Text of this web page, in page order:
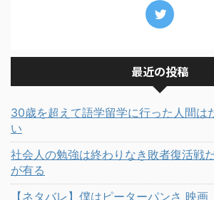
最近の投稿
30歳を超えて語学留学に行った人間は
い
社会人の勉強は終わりなき敗者復活戦
が有る
【ネタバレ】僕はピーターパンさ 映